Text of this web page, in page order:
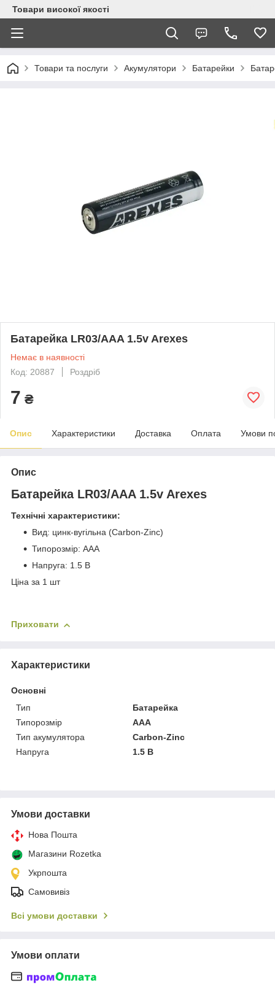
Товари високої якості
Товари та послуги Акумулятори Батарейки
Батарейка LR03/AAA 1.5v Arexes
Немає в наявності
Код: 20887
Роздріб
7 ₴
Опис Характеристики Доставка Оплата Умови
Опис
Батарейка LR03/AAA 1.5v Arexes
Технічні характеристики:
Вид: цинк-вугільна (Carbon-Zinc)
Типорозмір: ААА
Напруга: 1.5 В
Ціна за 1 шт
Приховати
Характеристики
Основні
Тип
Батарейка
Типорозмір
AAA
Тип акумулятора
Carbon-Zinc
Напруга
1.5 В
Умови доставки
Нова Пошта
Магазини Rozetka
Укрпошта
Самовивіз
Всі умови доставки
Умови оплати